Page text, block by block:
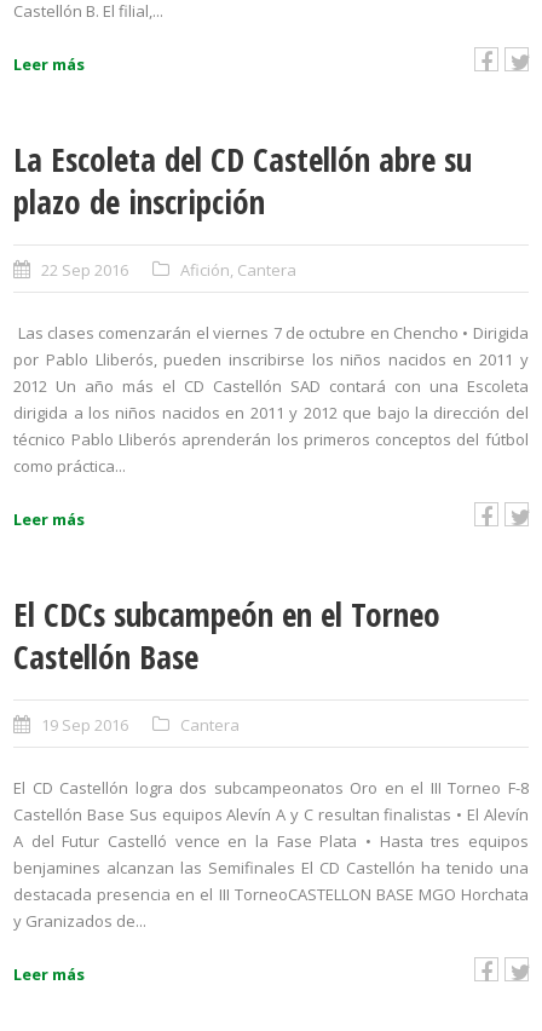
Castellón B. El filial,...
Leer más
La Escoleta del CD Castellón abre su
plazo de inscripción
22 Sep 2016 Afición, Cantera
Las clases comenzarán el viernes 7 de octubre en Chencho • Dirigida
por Pablo Lliberós, pueden inscribirse los niños nacidos en 2011 y
2012 Un año más el CD Castellón SAD contará con una Escoleta
dirigida a los niños nacidos en 2011 y 2012 que bajo la dirección del
técnico Pablo Lliberós aprenderán los primeros conceptos del fútbol
como práctica...
Leer más
El CDCs subcampeón en el Torneo
Castellón Base
19 Sep 2016 Cantera
El CD Castellón logra dos subcampeonatos Oro en el III Torneo F-8
Castellón Base Sus equipos Alevín A y C resultan finalistas • El Alevín
A del Futur Castelló vence en la Fase Plata • Hasta tres equipos
benjamines alcanzan las Semifinales El CD Castellón ha tenido una
destacada presencia en el III TorneoCASTELLON BASE MGO Horchata
y Granizados de...
Leer más